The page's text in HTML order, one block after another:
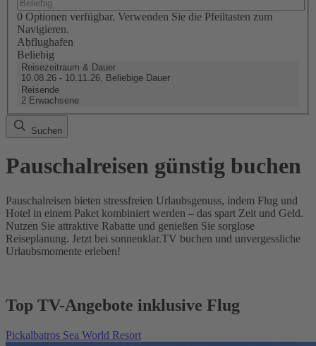
0 Optionen verfügbar. Verwenden Sie die Pfeiltasten zum
Navigieren.
Abflughafen
Beliebig
Reisezeitraum & Dauer
10.08.26 - 10.11.26, Beliebige Dauer
Reisende
2 Erwachsene
Suchen
Pauschalreisen günstig buchen
Pauschalreisen bieten stressfreien Urlaubsgenuss, indem Flug und
Hotel in einem Paket kombiniert werden – das spart Zeit und Geld.
Nutzen Sie attraktive Rabatte und genießen Sie sorglose
Reiseplanung. Jetzt bei sonnenklar.TV buchen und unvergessliche
Urlaubsmomente erleben!
Top TV-Angebote inklusive Flug
Pickalbatros Sea World Resort